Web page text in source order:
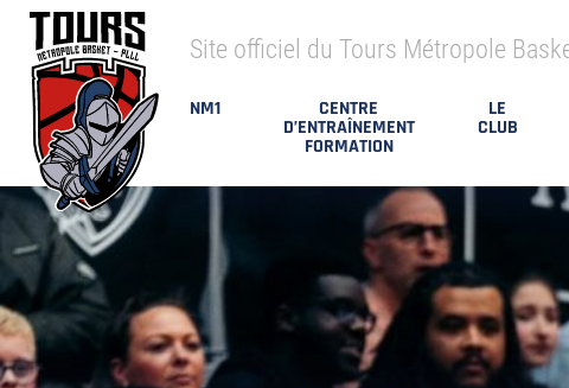
Site officiel du Tours Métropole
NM1 CENTRE
D’ENTRAÎNEMENT
FORMATION
LE
CLUB